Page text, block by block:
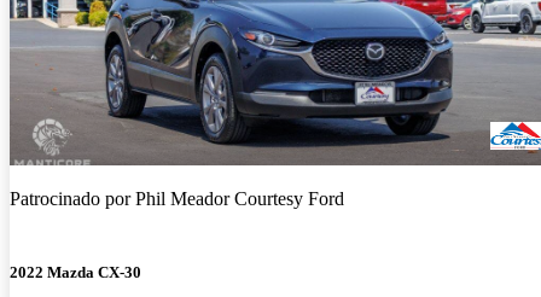
Patrocinado porPhil Meador Courtesy Ford
2022 Mazda CX-30